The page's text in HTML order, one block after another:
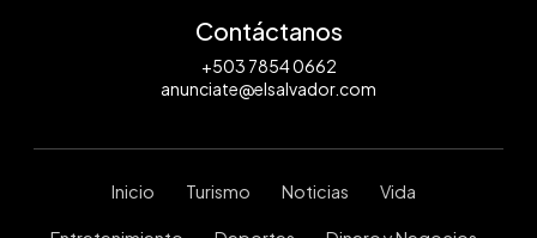
Contáctanos
+503 7854 0662
anunciate@elsalvador.com
Inicio Turismo Noticias Vida